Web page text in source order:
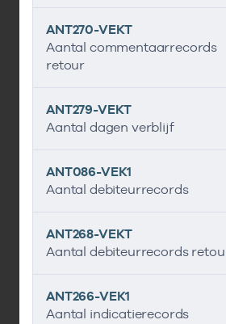
ANT270-VEKT
Aantal commentaarrecords
retour
ANT279-VEKT
Aantal dagen verblijf
ANT086-VEK1
Aantal debiteurrecords
ANT268-VEKT
Aantal debiteurrecords
ANT266-VEK1
Aantal indicatierecords